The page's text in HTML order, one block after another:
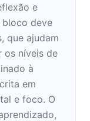
e
bloco deve
que ajudam
os níveis de
à
em
e foco. O